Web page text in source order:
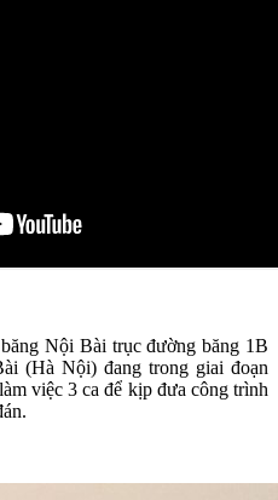
Nội Bài trục đường băng 1B
(Hà Nội) đang trong giai đoạn
việc 3 ca để kịp đưa công trình